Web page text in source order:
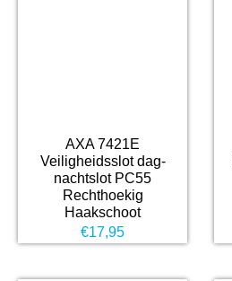
AXA 7421E
Veiligheidsslot dag-
nachtslot PC55
Rechthoekig
Haakschoot
€17,95